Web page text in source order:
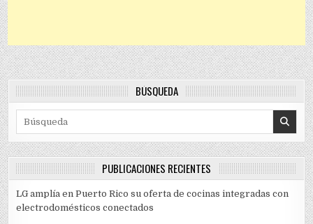
BÚSQUEDA
Search for:
PUBLICACIONES RECIENTES
LG amplía en Puerto Rico su oferta de cocinas integradas con
electrodomésticos conectados